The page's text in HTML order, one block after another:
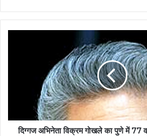
दिग्गज अभिनेता विक्रम गोखले का पुणे में 77